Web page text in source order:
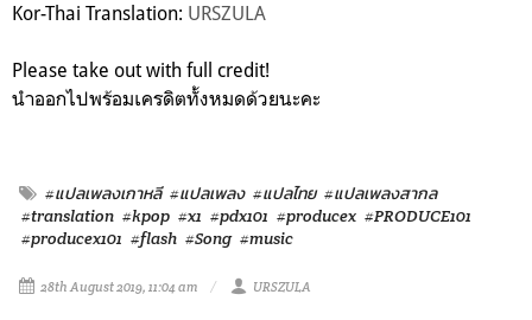
Kor-Thai Translation: URSZULA
Please take out with full credit!
นำออกไปพร้อมเครดิตทั้งหมดด้วยนะคะ
#แปลเพลงเกาหลี #แปลเพลง #แปลไทย #แปลเพลงสากล
#translation #kpop #x1 #pdx101 #producex #PRODUCE101
#producex101 #flash #Song #music
28th August 2019, 11:04 am URSZULA